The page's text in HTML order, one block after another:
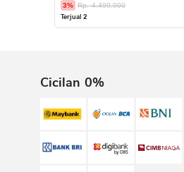
3% Rp. 4.499.000
Terjual 2
Cicilan 0%